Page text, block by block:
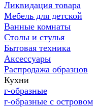
Ликвидация товара
Мебель для детской
Ванные комнаты
Столы и стулья
Бытовая техника
Аксессуары
Распродажа образцов
Кухни
г-образные
г-образные с островом